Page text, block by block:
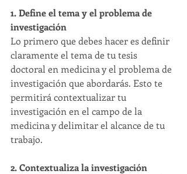
1. Define el tema y el problema de
investigación
Lo primero que debes hacer es definir
claramente el tema de tu tesis
doctoral en medicina y el problema de
investigación que abordarás. Esto te
permitirá contextualizar tu
investigación en el campo de la
medicina y delimitar el alcance de tu
trabajo.
2. Contextualiza la investigación